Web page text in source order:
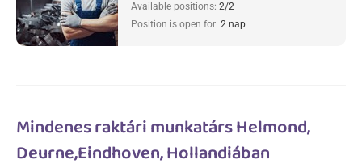
Available positions: 2/2
Position is open for: 2 nap
Mindenes raktári munkatárs Helmond,
Deurne,Eindhoven, Hollandiában